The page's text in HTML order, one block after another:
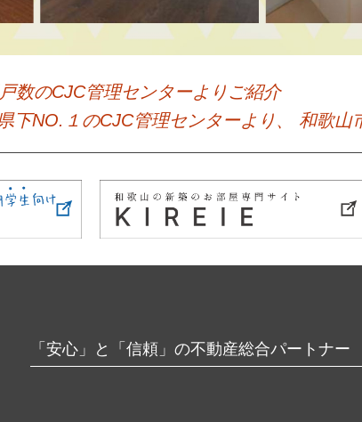
数のCJC管理センターよりご紹介
下NO.１のCJC管理センターより、 和歌山
「安心」と「信頼」の不動産総合パートナー